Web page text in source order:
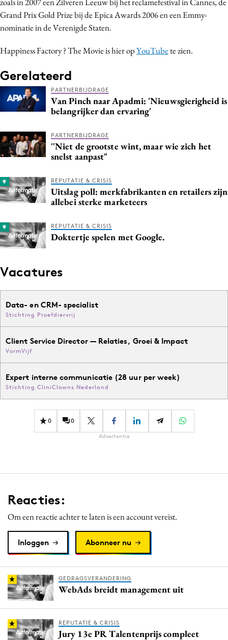
Grand Prix Gold Prize bij de Epica Awards 2006 en een Emmy-
nominatie in de Verenigde Staten.
Happiness Factory ? The Movie is hier opYouTubete zien.
Gerelateerd
PARTNERBIJDRAGE
Van Pinch naar Apadmi: 'Nieuwsgierigheid is
belangrijker dan ervaring'
PARTNERBIJDRAGE
''Niet de grootste wint, maar wie zich het
snelst aanpast"
REPUTATIE & CRISIS
Uitslag poll: merkfabrikanten en retailers zijn
allebei sterke marketeers
REPUTATIE & CRISIS
Doktertje spelen met Google.
Vacatures
Data- en CRM- specialist
Stichting Proefdiervrij
Client Service Director — Relaties, Groei & Impact
VormVijf
Expert interne communicatie (28 uur per week)
Stichting CliniClowns Nederland
0 0
Advertentie
Reacties:
Om een reactie achter te laten is een account vereist.
Inloggen Abonneer nu
GEDRAGSVERANDERING
WebAds breidt management uit
REPUTATIE & CRISIS
Jury 13e PR Talentenprijs compleet